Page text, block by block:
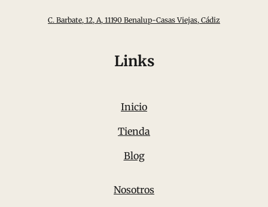
C. Barbate, 12, A, 11190 Benalup-Casas Viejas, Cádiz
Links
Inicio
Tienda
Blog
Nosotros